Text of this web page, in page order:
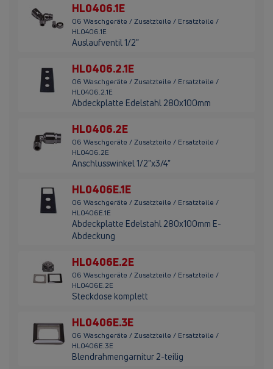
HL0406.1E
06 Waschgeräte / Zusatzteile / Ersatzteile /
HL0406.1E
Auslaufventil 1/2"
HL0406.2.1E
06 Waschgeräte / Zusatzteile / Ersatzteile /
HL0406.2.1E
Abdeckplatte Edelstahl 280x100mm
HL0406.2E
06 Waschgeräte / Zusatzteile / Ersatzteile /
HL0406.2E
Anschlusswinkel 1/2"x3/4"
HL0406E.1E
06 Waschgeräte / Zusatzteile / Ersatzteile /
HL0406E.1E
Abdeckplatte Edelstahl 280x100mm E-
Abdeckung
HL0406E.2E
06 Waschgeräte / Zusatzteile / Ersatzteile /
HL0406E.2E
Steckdose komplett
HL0406E.3E
06 Waschgeräte / Zusatzteile / Ersatzteile /
HL0406E.3E
Blendrahmengarnitur 2-teilig